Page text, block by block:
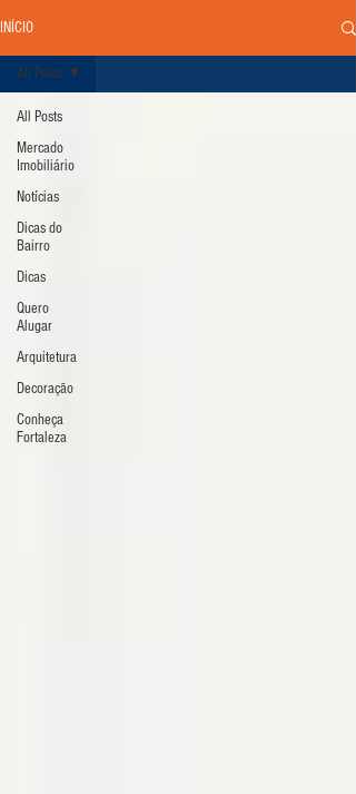
INÍCIO
All Posts
Mercado
Imobiliário
Notícias
Dicas do
Bairro
Dicas
Quero
Alugar
Arquitetura
Decoração
Conheça
Fortaleza
All Posts